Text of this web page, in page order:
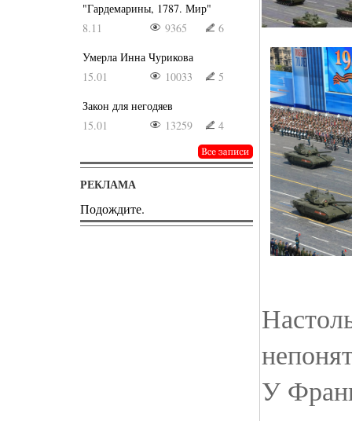
"Гардемарины, 1787. Мир"
8.11
9365
6
Умерла Инна Чурикова
15.01
10033
5
Закон для негодяев
15.01
13259 4
РЕКЛАМА
Подождите.
У